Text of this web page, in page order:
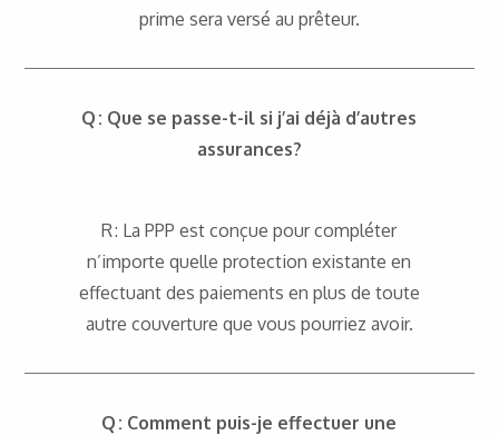
prime sera versé au prêteur.
Q : Que se passe-t-il si j’ai déjà d’autres
assurances?
R : La PPP est conçue pour compléter
n’importe quelle protection existante en
effectuant des paiements en plus de toute
autre couverture que vous pourriez avoir.
Q : Comment puis-je effectuer une